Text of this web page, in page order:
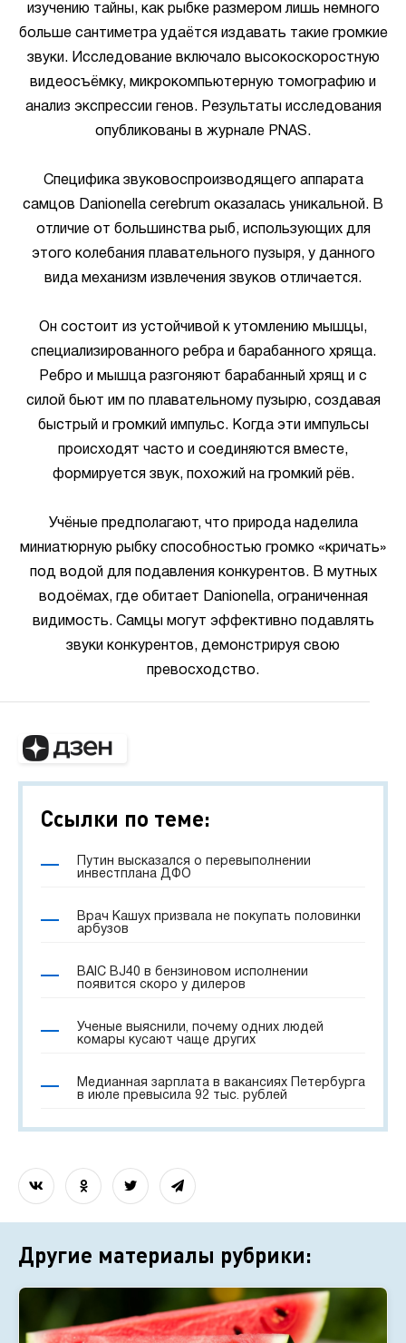
изучению тайны, как рыбке размером лишь немного
больше сантиметра удаётся издавать такие громкие
звуки. Исследование включало высокоскоростную
видеосъёмку, микрокомпьютерную томографию и
анализ экспрессии генов. Результаты исследования
опубликованы в журнале PNAS.
Специфика звуковоспроизводящего аппарата
самцов Danionella cerebrum оказалась уникальной. В
отличие от большинства рыб, использующих для
этого колебания плавательного пузыря, у данного
вида механизм извлечения звуков отличается.
Он состоит из устойчивой к утомлению мышцы,
специализированного ребра и барабанного хряща.
Ребро и мышца разгоняют барабанный хрящ и с
силой бьют им по плавательному пузырю, создавая
быстрый и громкий импульс. Когда эти импульсы
происходят часто и соединяются вместе,
формируется звук, похожий на громкий рёв.
Учёные предполагают, что природа наделила
миниатюрную рыбку способностью громко «кричать»
под водой для подавления конкурентов. В мутных
водоёмах, где обитает Danionella, ограниченная
видимость. Самцы могут эффективно подавлять
звуки конкурентов, демонстрируя свою
превосходство.
Ссылки по теме:
Путин высказался о перевыполнении
инвестплана ДФО
Врач Кашух призвала не покупать половинки
арбузов
BAIC BJ40 в бензиновом исполнении
появится скоро у дилеров
Ученые выяснили, почему одних людей
комары кусают чаще других
Медианная зарплата в вакансиях Петербурга
в июле превысила 92 тыс. рублей
Другие материалы рубрики: